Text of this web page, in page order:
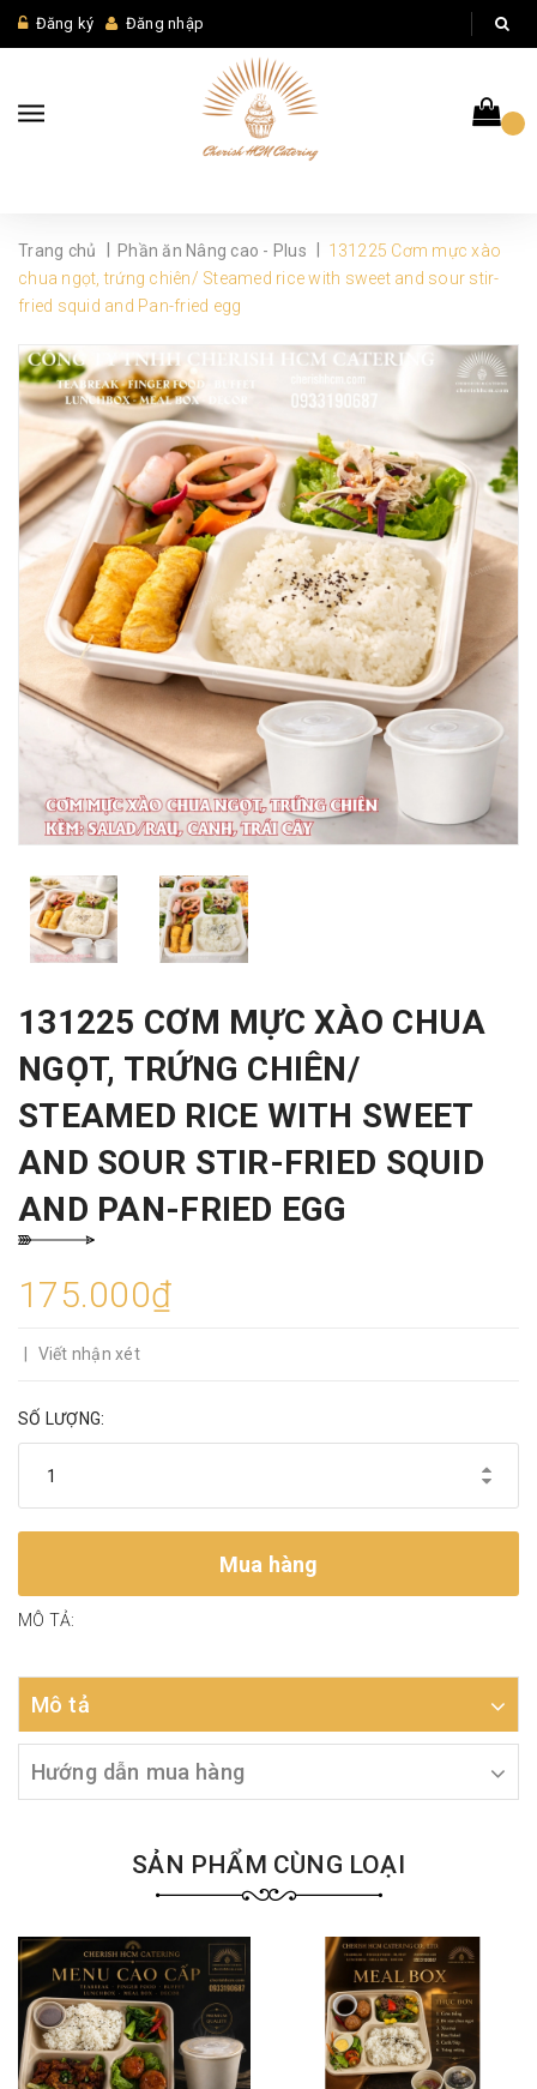
Đăng ký Đăng nhập
Trang chủ Phần ăn Nâng cao - Plus
131225 Cơm mực xào
chua ngọt, trứng chiên/ Steamed rice with sweet and sour stir-
fried squid and Pan-fried egg
131225 CƠM MỰC XÀO CHUA
NGỌT, TRỨNG CHIÊN/
STEAMED RICE WITH SWEET
AND SOUR STIR-FRIED SQUID
AND PAN-FRIED EGG
175.000₫
Viết nhận xét
SỐ LƯỢNG:
Mua hàng
MÔ TẢ:
Mô tả
Hướng dẫn mua hàng
SẢN PHẨM CÙNG LOẠI